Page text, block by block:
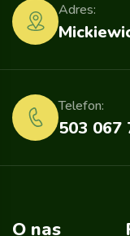
Adres:
503 067
Telefon:
O nas